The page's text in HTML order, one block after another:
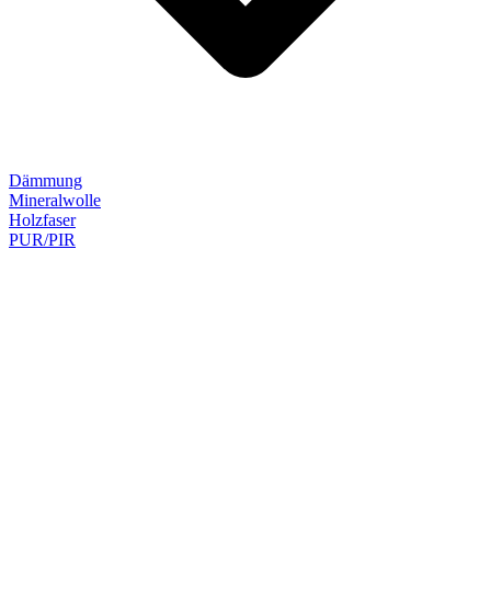
Dämmung
Mineralwolle
Holzfaser
PUR/PIR